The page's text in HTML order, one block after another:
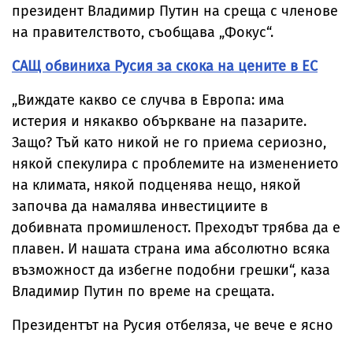
президент Владимир Путин на среща с членове
на правителството, съобщава „Фокус“.
САЩ обвиниха Русия за скока на цените в ЕС
„Виждате какво се случва в Европа: има
истерия и някакво объркване на пазарите.
Защо? Тъй като никой не го приема сериозно,
някой спекулира с проблемите на изменението
на климата, някой подценява нещо, някой
започва да намалява инвестициите в
добивната промишленост. Преходът трябва да е
плавен. И нашата страна има абсолютно всяка
възможност да избегне подобни грешки“, каза
Владимир Путин по време на срещата.
Президентът на Русия отбеляза, че вече е ясно